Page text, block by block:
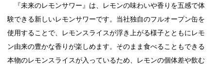
『未来のレモンサワー』は、レモンの味わいや香りを五感で体
験できる新しいレモンサワーです。当社独自のフルオープン缶を
使用することで、レモンスライスが浮き上がる様子とともにレモ
ン由来の豊かな香りが楽しめます。そのまま食べることもできる
本物のレモンスライスが入っているため、レモンの個体差や飲む